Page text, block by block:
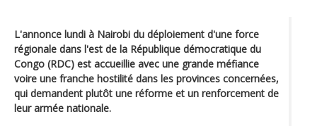
L'annonce lundi à Nairobi du déploiement d'une force
régionale dans l'est de la République démocratique du
Congo (RDC) est accueillie avec une grande méfiance
voire une franche hostilité dans les provinces concernées,
qui demandent plutôt une réforme et un renforcement de
leur armée nationale.